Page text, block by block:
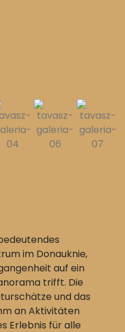
im Donauknie,
auf ein
trifft. Die
und das
an Aktivitäten
Erlebnis für alle